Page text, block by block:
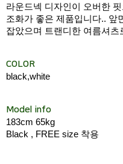
라운드넥 디자인이 오버한
조화가 좋은 제품입니다.. 앞
잡았으며 트랜디한 여름셔츠
COLOR
black,white
Model info
183cm 65kg
Black , FREE size 착용